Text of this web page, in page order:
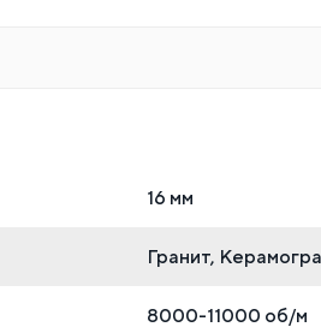
16 мм
Гранит,
8000-11000 об/м